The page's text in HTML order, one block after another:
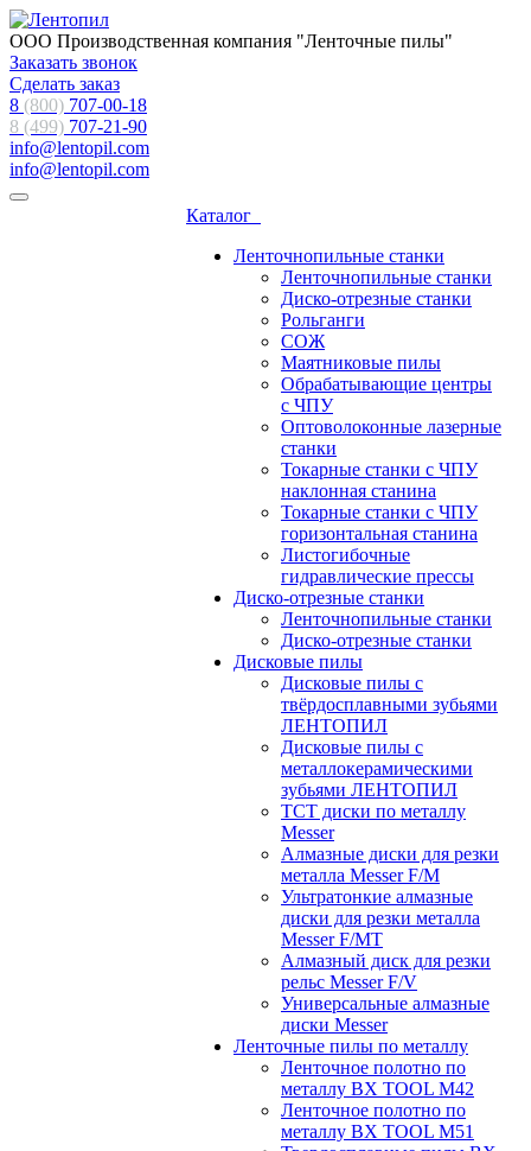
ООО Производственная компания "Ленточные пилы"
Заказать звонок
Сделать заказ
8 (800) 707-00-18
8 (499) 707-21-90
info@lentopil.com
info@lentopil.com
Каталог
Ленточнопильные станки
Ленточнопильные станки
Диско-отрезные станки
Рольганги
СОЖ
Маятниковые пилы
Обрабатывающие центры
с ЧПУ
Оптоволоконные лазерные
станки
Токарные станки с ЧПУ
наклонная станина
Токарные станки с ЧПУ
горизонтальная станина
Листогибочные
гидравлические прессы
Диско-отрезные станки
Ленточнопильные станки
Диско-отрезные станки
Дисковые пилы
Дисковые пилы с
твёрдосплавными зубьями
ЛЕНТОПИЛ
Дисковые пилы с
металлокерамическими
зубьями ЛЕНТОПИЛ
ТСТ диски по металлу
Messer
Алмазные диски для резки
металла Messer F/M
Ультратонкие алмазные
диски для резки металла
Messer F/MT
Алмазный диск для резки
рельс Messer F/V
Универсальные алмазные
диски Messer
Ленточные пилы по металлу
Ленточное полотно по
металлу BX TOOL M42
Ленточное полотно по
металлу BX TOOL M51